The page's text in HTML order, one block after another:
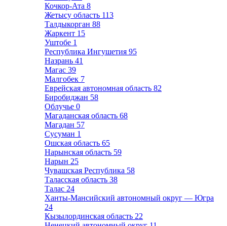
Кочкор-Ата 8
Жетысу область 113
Талдыкорган 88
Жаркент 15
Уштобе 1
Республика Ингушетия 95
Назрань 41
Магас 39
Малгобек 7
Еврейская автономная область 82
Биробиджан 58
Облучье 0
Магаданская область 68
Магадан 57
Сусуман 1
Ошская область 65
Нарынская область 59
Нарын 25
Чувашская Республика 58
Таласская область 38
Талас 24
Ханты-Мансийский автономный округ — Югра
24
Кызылординская область 22